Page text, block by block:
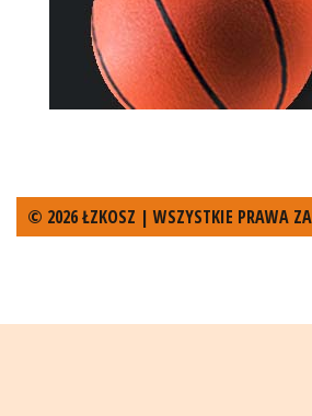
© 2026 ŁZKOSZ | WSZYSTKIE PRAWA